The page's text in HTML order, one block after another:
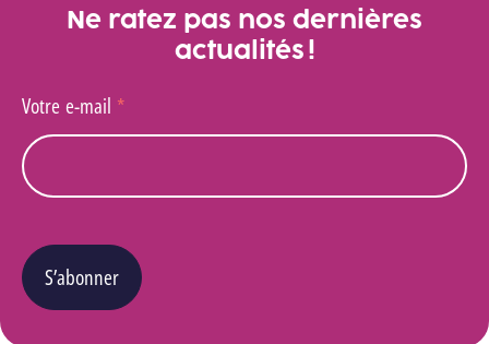
Ne ratez pas nos dernières
actualités !
Votre e-mail *
S’abonner